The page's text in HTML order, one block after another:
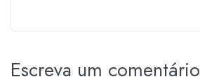
Escreva um comentário